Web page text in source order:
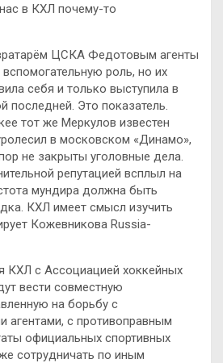
в КХЛ почему-то
ЦСКА Федотовым агенты
роль, но их
себя и только выступила в
последней. Это показатель.
тот же Меркулов известен
в московском «Динамо»,
не закрыты уголовные дела.
репутацией всплыл на
мундира должна быть
КХЛ имеет смысл изучить
Кожевникова Russia-
КХЛ с Ассоциацией хоккейных
вести совместную
на борьбу с
агентами, с противоправным
официальных спортивных
сотрудничать по иным